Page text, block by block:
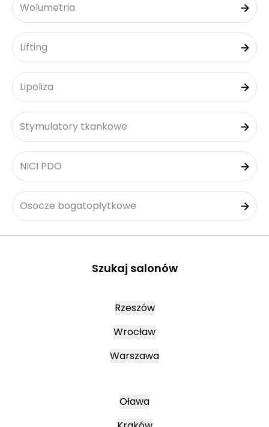
Wolumetria
Lifting
Lipoliza
Stymulatory tkankowe
NICI PDO
Osocze bogatopłytkowe
Szukaj salonów
Rzeszów
Wrocław
Warszawa
Oława